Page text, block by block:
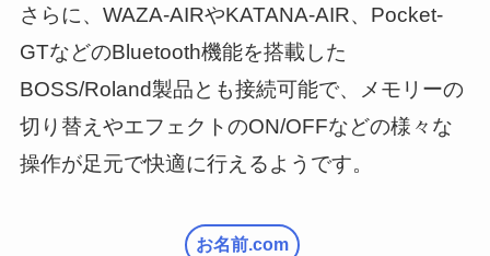
さらに、WAZA-AIRやKATANA-AIR、Pocket-
GTなどのBluetooth機能を搭載した
BOSS/Roland製品とも接続可能で、メモリーの
切り替えやエフェクトのON/OFFなどの様々な
操作が足元で快適に行えるようです。
お名前.com